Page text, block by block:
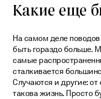
Какие еще
На самом деле
быть гораздо больше.
самые
сталкивается
Случаются и другие:
такова жизнь. Просто